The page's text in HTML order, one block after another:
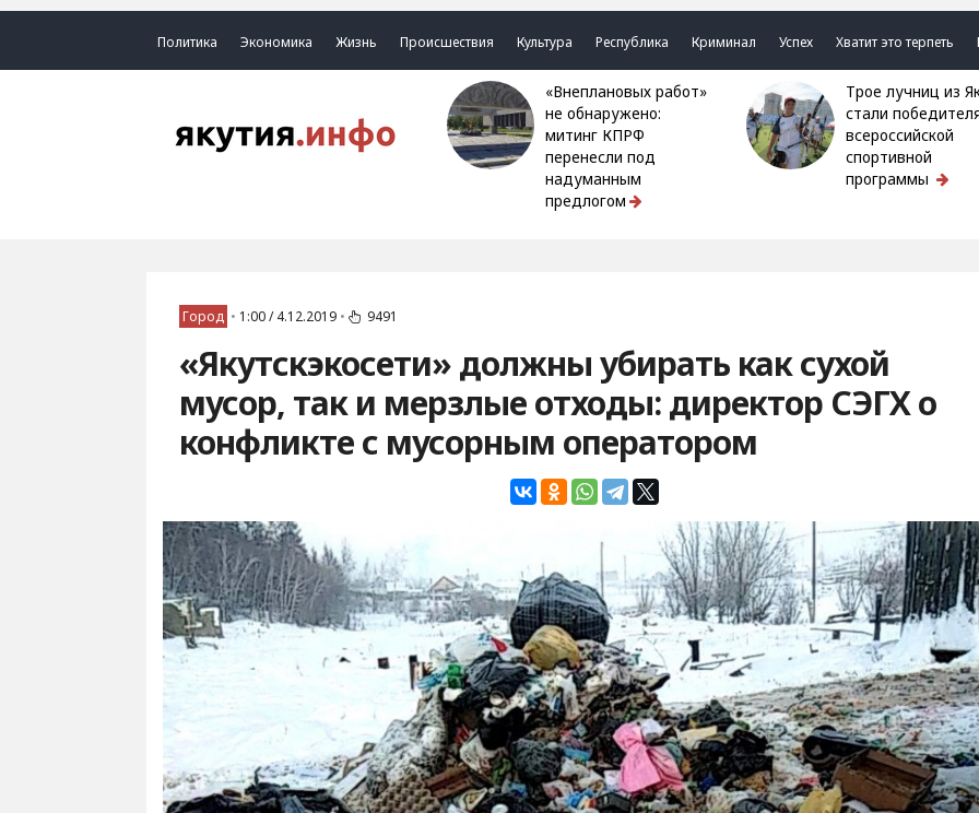
Политика Экономика Жизнь Происшествия Культура Республика Криминал Успех Хватит это терпеть
«Внеплановых работ»
не обнаружено:
митинг КПРФ
перенесли под
надуманным
предлогом
Трое лучниц из Якутии
стали
всероссийской
спортивной
программы
Город • 1:00 / 4.12.2019 • 9491
«Якутскэкосети» должны убирать как сухой
мусор, так и мерзлые отходы: директор СЭГХ о
конфликте с мусорным оператором